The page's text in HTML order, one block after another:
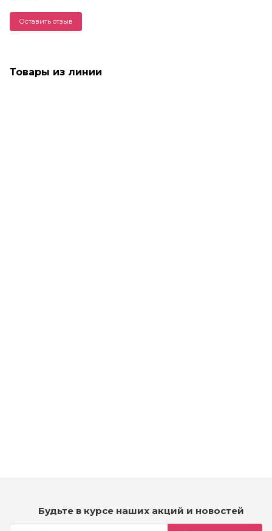
Оставить отзыв
Товары из линии
Будьте в курсе наших акций и новостей